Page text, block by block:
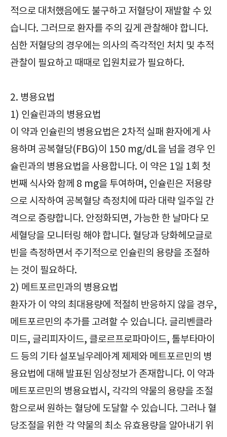
적으로 대처했음에도 불구하고 저혈당이 재발할 수 있
습니다. 그러므로 환자를 주의 깊게 관찰해야 합니다.
심한 저혈당의 경우에는 의사의 즉각적인 처치 및 추적
관찰이 필요하고 때때로 입원치료가 필요하다.
2. 병용요법
1) 인슐린과의 병용요법
이 약과 인슐린의 병용요법은 2차적 실패 환자에게 사
용하며 공복혈당(FBG)이 150 mg/dL을 넘을 경우 인
슐린과의 병용요법을 사용합니다. 이 약은 1일 1회 첫
번째 식사와 함께 8 mg을 투여하며, 인슐린은 저용량
으로 시작하여 공복혈당 측정치에 따라 대략 일주일 간
격으로 증량합니다. 안정화되면, 가능한 한 날마다 모
세혈당을 모니터링 해야 합니다. 혈당과 당화헤모글로
빈을 측정하면서 주기적으로 인슐린의 용량을 조절하
는 것이 필요하다.
2) 메트포르민과의 병용요법
환자가 이 약의 최대용량에 적절히 반응하지 않을 경우,
메트포르민의 추가를 고려할 수 있습니다. 글리벤클라
미드, 글리피자이드, 클로르프로파마이드, 톨부타마이
드 등의 기타 설포닐우레아계 제제와 메트포르민의 병
용요법에 대해 발표된 임상정보가 존재합니다. 이 약과
메트포르민의 병용요법시, 각각의 약물의 용량을 조절
함으로써 원하는 혈당에 도달할 수 있습니다. 그러나 혈
당조절을 위한 각 약물의 최소 유효용량을 알아내기 위